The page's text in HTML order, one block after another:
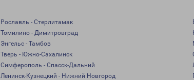
Рославль - Стерлитамак
Томилино - Димитровград
Энгельс - Тамбов
Тверь - Южно-Сахалинск
Симферополь - Спасск-Дальний
Ленинск-Кузнецкий - Нижний Новгород